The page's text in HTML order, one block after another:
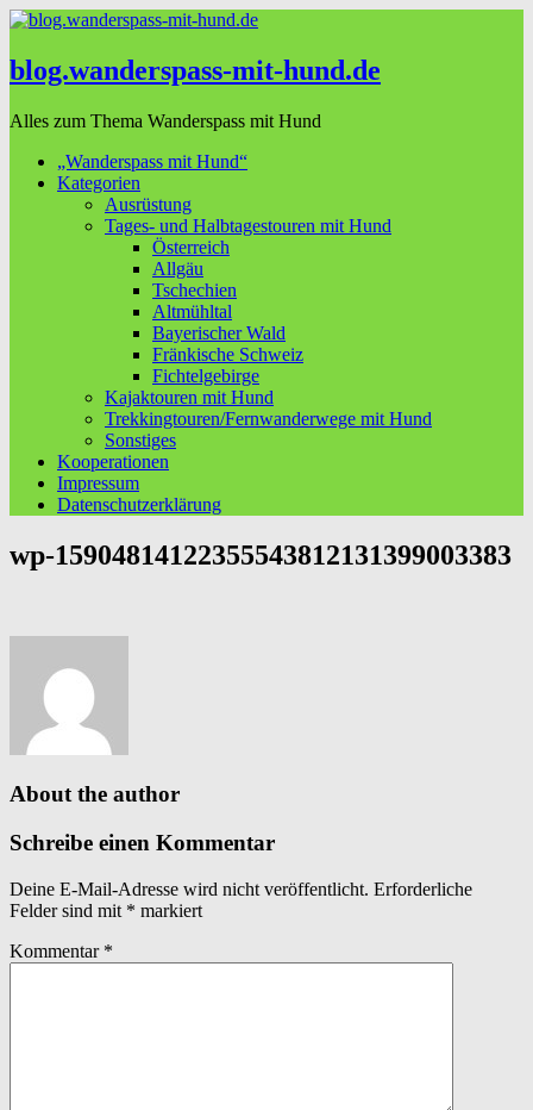
blog.wanderspass-mit-hund.de
Alles zum Thema Wanderspass mit Hund
„Wanderspass mit Hund“
Kategorien
Ausrüstung
Tages- und Halbtagestouren mit Hund
Österreich
Allgäu
Tschechien
Altmühltal
Bayerischer Wald
Fränkische Schweiz
Fichtelgebirge
Kajaktouren mit Hund
Trekkingtouren/Fernwanderwege mit Hund
Sonstiges
Kooperationen
Impressum
Datenschutzerklärung
wp-15904814122355543812131399003383
About the author
Schreibe einen Kommentar
Deine E-Mail-Adresse wird nicht veröffentlicht. Erforderliche
Felder sind mit * markiert
Kommentar *